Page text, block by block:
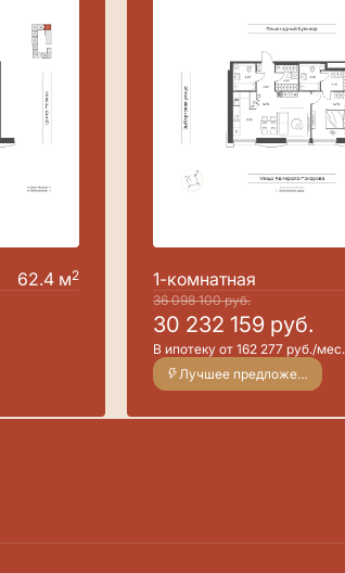
62.4 м2
1-комнатная
36 098 100руб.
30 232 159 руб.
В ипотеку от 162 277 руб./мес.
Лучшее предложение